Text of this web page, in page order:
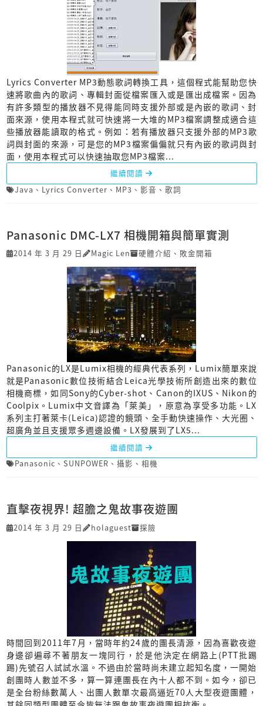
Lyrics Converter MP3動態歌詞轉換工具，這個程式能幫助您快
速將歌曲內的歌詞、專輯封面從檔案匯入或是匯出成檔案。因為
有許多類型的播放器不見得能同時支援外部或是內嵌的歌詞、封
面來源，使用本程式就可快速將一大堆的MP3檔案調整成適合這
些播放器能讀取的格式。例如：若有播放器只支援外部的MP3歌
詞與封面的來源，可是您的MP3檔案偏偏就只有內嵌的歌詞與封
面，使用本程式可以快速抽取您MP3檔案...
繼續閱讀
Java 、 Lyrics Converter 、 MP3 、 影音 、 歌詞
Panasonic DMC-LX7 相機開箱與簡單實測
2014 年 3 月 29 日 Magic Len 硬體介紹 、 敗金開箱
Panasonic的LX是Lumix相機的經典代表系列，Lumix簡單來說
就是Panasonic數位技術結合Leica光學技術所創造出來的數位
相機商標，如同Sony的Cyber-shot、Canon的IXUS、Nikon的
Coolpix。Lumix中文音譯為「萊美」，原意為享受多功能。LX
系列主打著萊卡(Leica)認證的鏡頭、全手動快速操作、大光圈、
超廣角並且支援眾多週邊設備。LX發展到了LX5...
繼續閱讀
Panasonic 、 SUNPOWER 、 攝影 、 相機
直擊夜視界! 超膽之鬼故事夜遊團
2014 年 3 月 29 日 holaguest 探險
時間回到2011年7月，當時年約24歲的團長清源，因為喜歡夜遊
身邊卻遍尋不著朋友一塊同行，於是他決定在網路上(PTT批踢
踢)先號召人試試水溫。不過由於當時尚未建立起知名度，一開始
創團時人數並不多，算一算連團長在內十人都不到。如今，卻已
是全台粉絲數萬人、出團人數單次最高逼近70人大型夜遊團體，